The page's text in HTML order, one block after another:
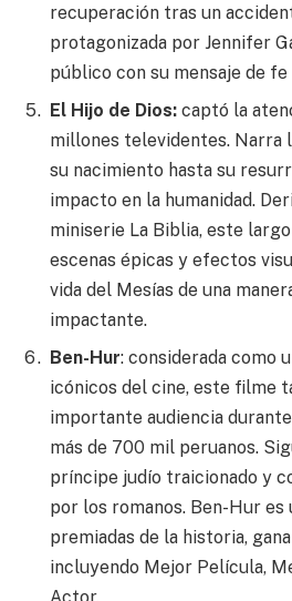
recuperación tras un
protagonizada por Jennifer
público con su mensaje de fe
El Hijo de Dios: captó la
millones televidentes. Narra
su nacimiento hasta su
impacto en la humanidad.
miniserie La Biblia, este
escenas épicas y efectos
vida del Mesías de una
impactante.
Ben-Hur: considerada como
icónicos del cine, este filme
importante audiencia
más de 700 mil peruanos.
príncipe judío traicionado y
por los romanos. Ben-Hur es
premiadas de la historia,
incluyendo Mejor Película,